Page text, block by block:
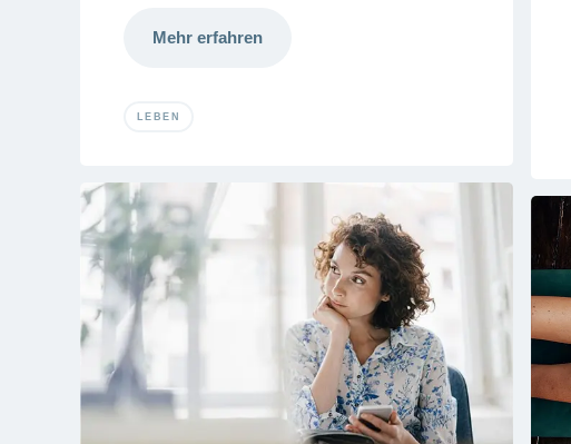
Mehr erfahren
LEBEN